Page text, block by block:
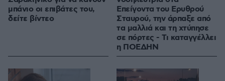
μπάνιο οι επιβάτες του,
δείτε βίντεο
Επείγοντα του Ερυθρού
Σταυρού, την άρπαξε από
τα μαλλιά και τη χτύπησε
σε πόρτες - Τι καταγγέλλει
η ΠΟΕΔΗΝ